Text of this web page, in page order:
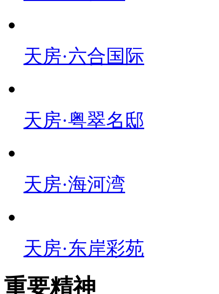
天房·六合国际
天房·粤翠名邸
天房·海河湾
天房·东岸彩苑
重要精神